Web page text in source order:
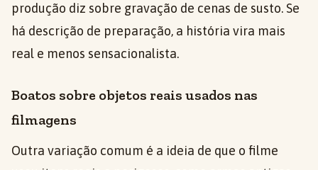
produção diz sobre gravação de cenas de susto. Se
há descrição de preparação, a história vira mais
real e menos sensacionalista.
Boatos sobre objetos reais usados nas
filmagens
Outra variação comum é a ideia de que o filme